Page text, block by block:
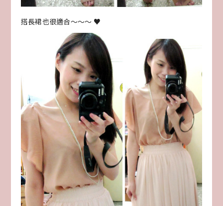
搭長裙也很適合～～～ ♥